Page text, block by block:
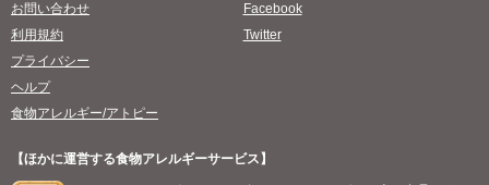
お問い合わせ
利用規約
プライバシー
ヘルプ
食物アレルギー/アトピー
Facebook
Twitter
【ほかに運営する食物アレルギーサービス】